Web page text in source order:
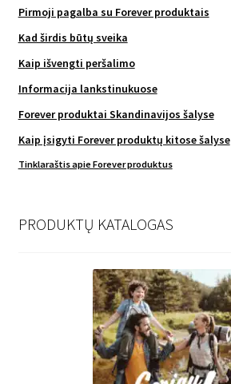
Pirmoji pagalba su Forever produktais
Kad širdis būtų sveika
Kaip išvengti peršalimo
Informacija lankstinukuose
Forever produktai Skandinavijos šalyse
Kaip įsigyti Forever produktų kitose šalyse
Tinklaraštis apie Forever produktus
PRODUKTŲ KATALOGAS